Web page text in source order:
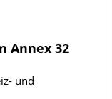
Annex 32
und